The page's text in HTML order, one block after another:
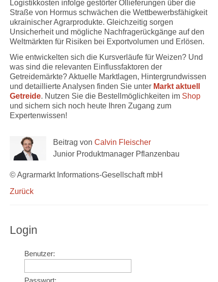
Logistikkosten infolge gestörter Öllieferungen über die
Straße von Hormus schwächen die Wettbewerbsfähigkeit
ukrainischer Agrarprodukte. Gleichzeitig sorgen
Unsicherheit und mögliche Nachfragerückgänge auf den
Weltmärkten für Risiken bei Exportvolumen und Erlösen.
Wie entwickelten sich die Kursverläufe für Weizen? Und
was sind die relevanten Einflussfaktoren der
Getreidemärkte? Aktuelle Marktlagen, Hintergrundwissen
und detaillierte Analysen finden Sie unter Markt aktuell
Getreide. Nutzen Sie die Bestellmöglichkeiten im Shop
und sichern sich noch heute Ihren Zugang zum
Expertenwissen!
Beitrag von Calvin Fleischer
Junior Produktmanager Pflanzenbau
© Agrarmarkt Informations-Gesellschaft mbH
Zurück
Login
Benutzer: